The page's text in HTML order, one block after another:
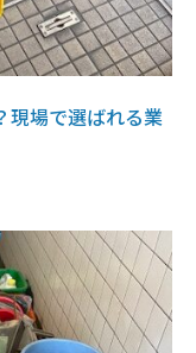
現場で選ばれる業